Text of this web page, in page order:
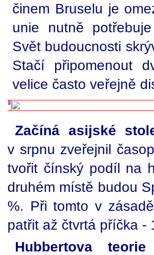
činem Bruselu je
unie nutně
Svět budoucnosti
Stačí připomenout
velice často veřejně
Začíná asijské
v srpnu zveřejnil
tvořit čínský podíl na
druhém místě budou
%. Při tomto v
patřit až čtvrtá příčka -
Hubbertova teorie